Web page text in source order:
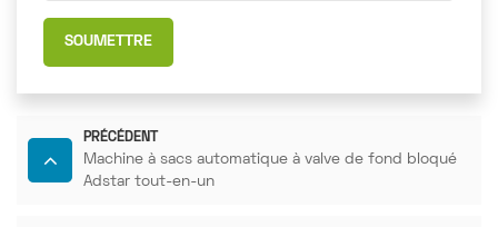
SOUMETTRE
PRÉCÉDENT
Machine à sacs automatique à valve de fond bloqué
Adstar tout-en-un